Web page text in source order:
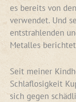
es bereits von
verwendet. Und
entstrahlenden
Metalles
Seit meiner
Schlaflosigkeit
sich gegen